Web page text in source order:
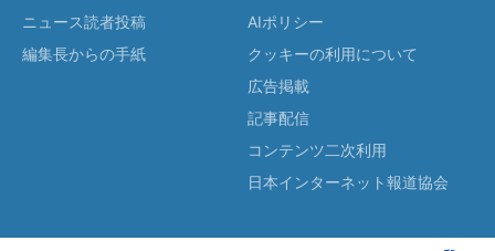
ニュース読者投稿
編集長からの手紙
AIポリシー
クッキーの利用について
広告掲載
記事配信
コンテンツ二次利用
日本インターネット報道協会